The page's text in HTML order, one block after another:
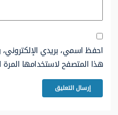
احفظ اسمي، بريدي
هذا المتصفح لاستخدامها